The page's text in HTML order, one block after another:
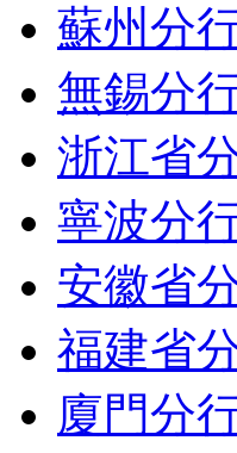
蘇州分
無錫分
浙江省
寧波分
安徽省
福建省
廈門分